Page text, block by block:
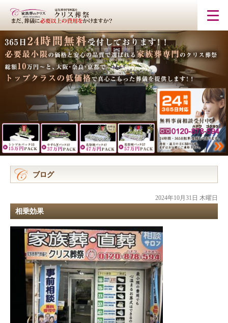
ブログ
2024年10月31日 木曜日
相乗効果